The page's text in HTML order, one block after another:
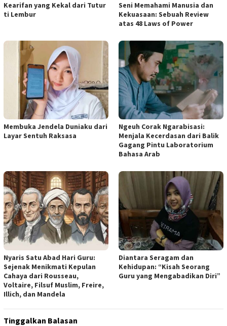
Kearifan yang Kekal dari Tutur
ti Lembur
Seni Memahami Manusia dan
Kekuasaan: Sebuah Review
atas 48 Laws of Power
Membuka Jendela Duniaku dari
Layar Sentuh Raksasa
Ngeuh Corak Ngarabisasi:
Menjala Kecerdasan dari Balik
Gagang Pintu Laboratorium
Bahasa Arab
Nyaris Satu Abad Hari Guru:
Sejenak Menikmati Kepulan
Cahaya dari Rousseau,
Voltaire, Filsuf Muslim, Freire,
Illich, dan Mandela
Diantara Seragam dan
Kehidupan: “Kisah Seorang
Guru yang Mengabadikan Diri”
Tinggalkan Balasan